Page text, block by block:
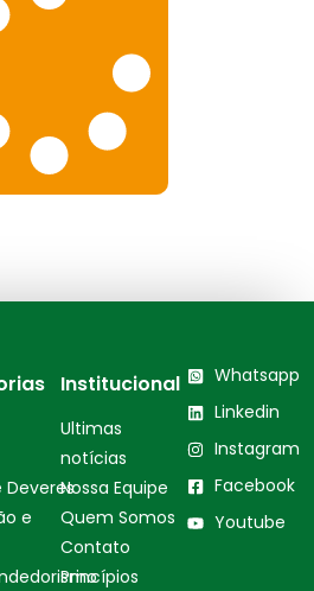
Deveres
e
Institucional
Ultimas
notícias
Nossa Equipe
Quem Somos
Contato
Princípios
Whatsapp
Linkedin
Instagram
Facebook
Youtube